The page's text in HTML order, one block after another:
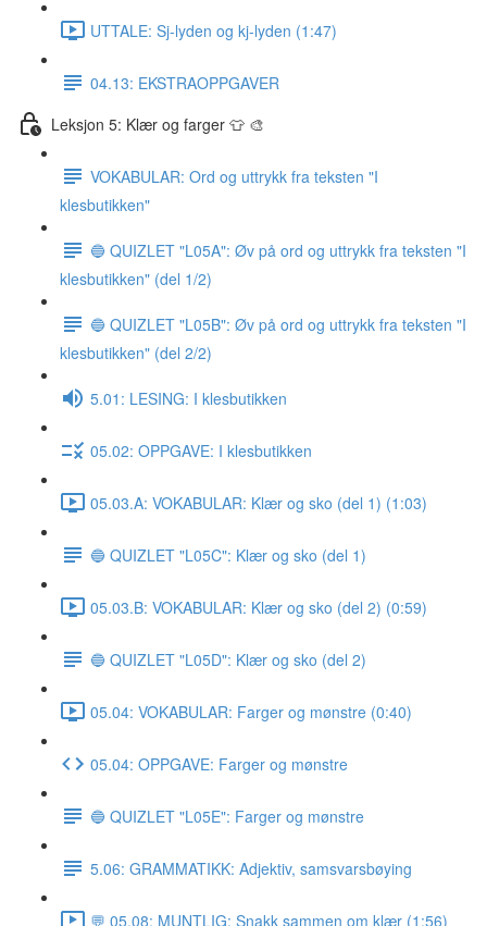
UTTALE: Sj-lyden og kj-lyden (1:47)
04.13: EKSTRAOPPGAVER
Leksjon 5: Klær og farger 👕 🎨
VOKABULAR: Ord og uttrykk fra teksten "I
klesbutikken"
🔵 QUIZLET "L05A": Øv på ord og uttrykk fra teksten "I
klesbutikken" (del 1/2)
🔵 QUIZLET "L05B": Øv på ord og uttrykk fra teksten "I
klesbutikken" (del 2/2)
5.01: LESING: I klesbutikken
05.02: OPPGAVE: I klesbutikken
05.03.A: VOKABULAR: Klær og sko (del 1) (1:03)
🔵 QUIZLET "L05C": Klær og sko (del 1)
05.03.B: VOKABULAR: Klær og sko (del 2) (0:59)
🔵 QUIZLET "L05D": Klær og sko (del 2)
05.04: VOKABULAR: Farger og mønstre (0:40)
05.04: OPPGAVE: Farger og mønstre
🔵 QUIZLET "L05E": Farger og mønstre
5.06: GRAMMATIKK: Adjektiv, samsvarsbøying
💬 05.08: MUNTLIG: Snakk sammen om klær (1:56)